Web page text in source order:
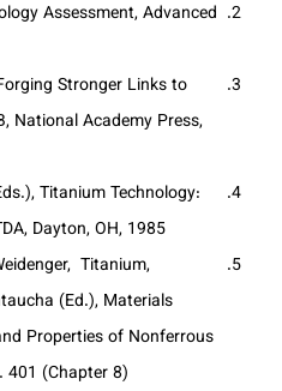
Assessment, Advanced
Stronger Links to
National Academy Press,
Titanium Technology:
Dayton, OH, 1985.
Titanium,
(Ed.), Materials
and Properties of Nonferrous
p. 401 (Chapter 8).